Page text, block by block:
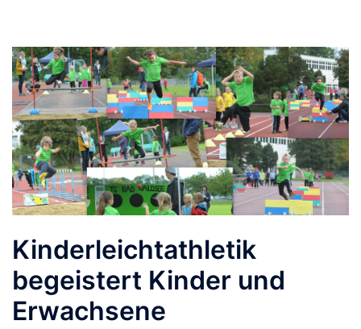
Kinderleichtathletik
begeistert Kinder und
Erwachsene